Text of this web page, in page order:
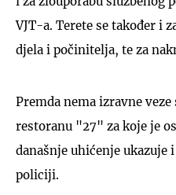
VJT-a. Terete se također i
djela i počinitelja, te za
Premda nema izravne
restoranu "27" za koje je
današnje uhićenje ukazuje
policiji.